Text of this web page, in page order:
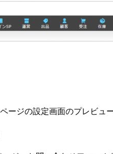
ージの設定画面のプレビュ